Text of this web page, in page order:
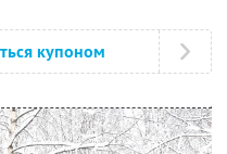
купоном